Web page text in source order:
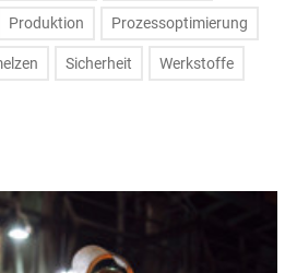
Produktion Prozessoptimierung
Sicherheit Werkstoffe